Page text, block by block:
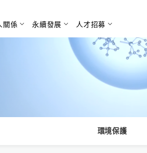
關係 永續發展 人才招募
搜尋
環境保護